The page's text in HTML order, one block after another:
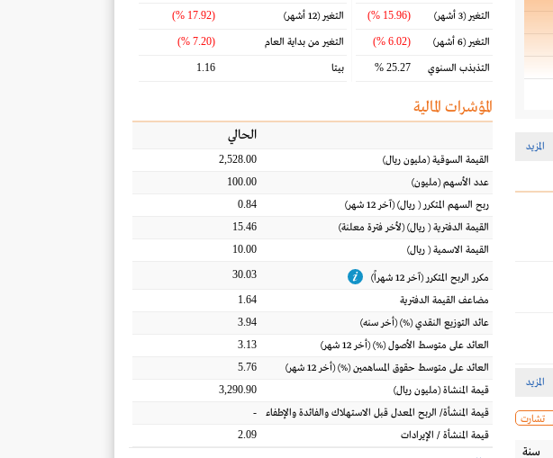
المزيد
المزيد
تشارت
سنة
التغير(3 أشهر) (15.96 %)
التغير(6 أشهر) (6.02 %)
التذبذب السنوي 25.27 %
التغير(12 أشهر) (17.92 %)
التغير من بداية العام (7.20 %)
بيتا 1.16
المؤشرات المالية
الحالي
القيمة السوقية(مليون ريال)
2,528.00
عدد الأسهم(مليون)
100.00
ربح السهم المتكرر( ريال) (آخر 12 شهر)
0.84
القيمة الدفترية( ريال) (لأخر فترة معلنة)
15.46
القيمة الاسمية( ريال)
10.00
مكرر الربح المتكرر (آخر 12 شهراً) 30.03
مضاعف القيمة الدفترية
1.64
عائد التوزيع النقدي(%) (أخر سنه)
3.94
العائد على متوسط الأصول(%) (أخر 12 شهر)
3.13
العائد على متوسط حقوق المساهمين(%) (أخر 12 شهر)
5.76
قيمة المنشاة(مليون ريال)
3,290.90
قيمة المنشأة/ الربح المعدل قبل الاستهلاك والفائدة والإطفاء
-
قيمة المنشأة / الإيرادات
2.09